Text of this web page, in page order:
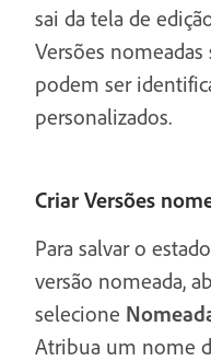
sai da tela de
Versões
podem ser
personalizados.
Criar Versões
Para salvar o
versão nomeada,
selecione
Atribua um nome